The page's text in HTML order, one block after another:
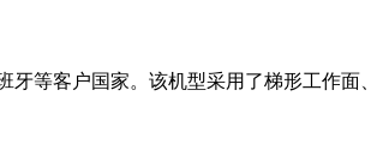
等客户国家。该机型采用了梯形工作